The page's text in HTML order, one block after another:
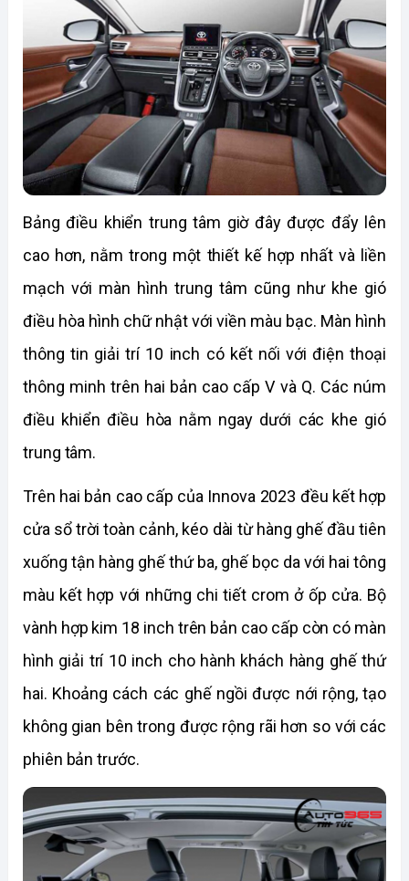
Bảng điều khiển trung tâm giờ đây được đẩy lên
cao hơn, nằm trong một thiết kế hợp nhất và liền
mạch với màn hình trung tâm cũng như khe gió
điều hòa hình chữ nhật với viền màu bạc. Màn hình
thông tin giải trí 10 inch có kết nối với điện thoại
thông minh trên hai bản cao cấp V và Q. Các núm
điều khiển điều hòa nằm ngay dưới các khe gió
trung tâm.
Trên hai bản cao cấp của Innova 2023 đều kết hợp
cửa sổ trời toàn cảnh, kéo dài từ hàng ghế đầu tiên
xuống tận hàng ghế thứ ba, ghế bọc da với hai tông
màu kết hợp với những chi tiết crom ở ốp cửa. Bộ
vành hợp kim 18 inch trên bản cao cấp còn có màn
hình giải trí 10 inch cho hành khách hàng ghế thứ
hai. Khoảng cách các ghế ngồi được nới rộng, tạo
không gian bên trong được rộng rãi hơn so với các
phiên bản trước.